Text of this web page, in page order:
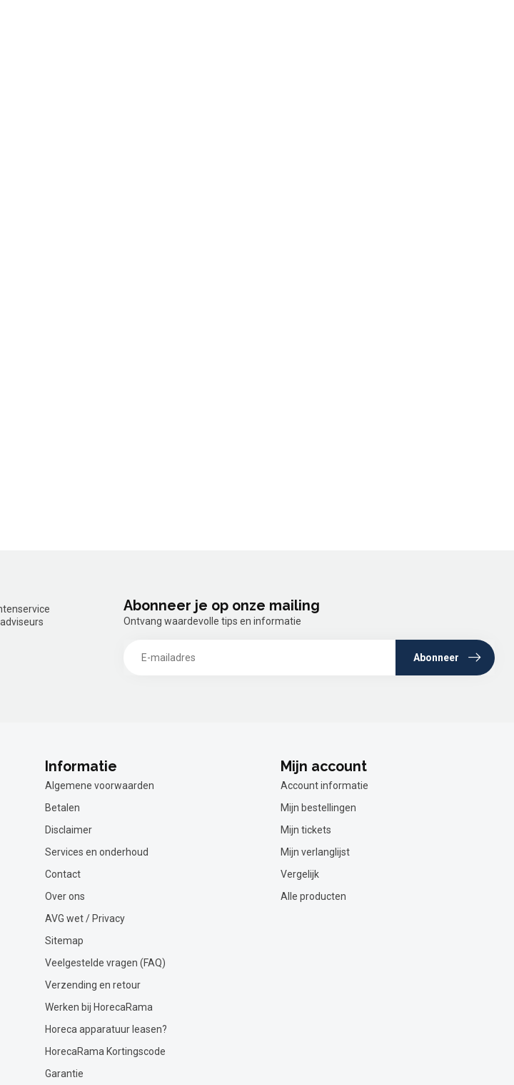
Abonneer je op onze mailing
Ontvang waardevolle tips en informatie
Abonneer
Informatie
Algemene voorwaarden
Betalen
Disclaimer
Services en onderhoud
Contact
Over ons
AVG wet / Privacy
Sitemap
Veelgestelde vragen (FAQ)
Verzending en retour
Werken bij HorecaRama
Horeca apparatuur leasen?
HorecaRama Kortingscode
Garantie
Mijn account
Account informatie
Mijn bestellingen
Mijn tickets
Mijn verlanglijst
Vergelijk
Alle producten